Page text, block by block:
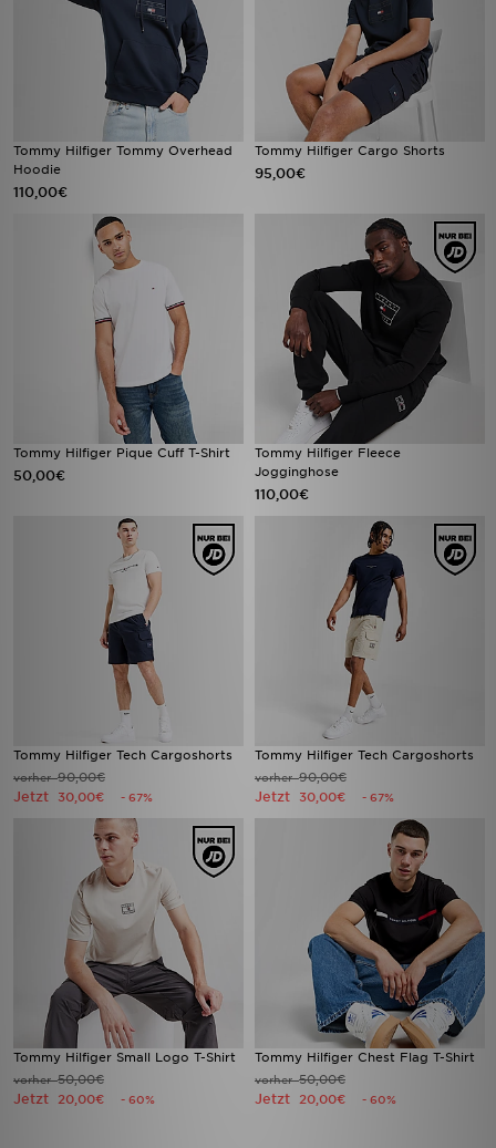
Tommy Hilfiger Tommy Overhead
Hoodie
110,00€
Tommy Hilfiger Cargo Shorts
95,00€
Tommy Hilfiger Pique Cuff T-Shirt
50,00€
Tommy Hilfiger Fleece
Jogginghose
110,00€
Tommy Hilfiger Tech Cargoshorts
vorher90,00€
Jetzt 30,00€ - 67%
Tommy Hilfiger Tech Cargoshorts
vorher90,00€
Jetzt 30,00€ - 67%
Tommy Hilfiger Small Logo T-Shirt
vorher50,00€
Jetzt 20,00€ - 60%
Tommy Hilfiger Chest Flag T-Shirt
vorher50,00€
Jetzt 20,00€ - 60%